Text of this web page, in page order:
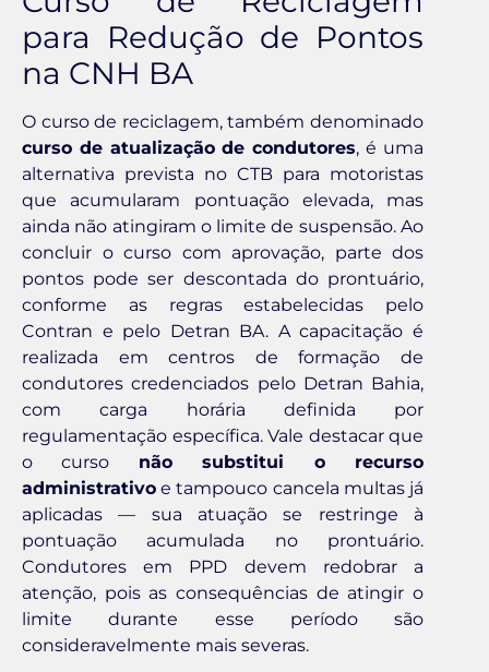
para Redução de Pontos
na CNH BA
O curso de reciclagem, também denominado
curso de atualização de condutores, é uma
alternativa prevista no CTB para motoristas
que acumularam pontuação elevada, mas
ainda não atingiram o limite de suspensão. Ao
concluir o curso com aprovação, parte dos
pontos pode ser descontada do prontuário,
conforme as regras estabelecidas pelo
Contran e pelo Detran BA. A capacitação é
realizada em centros de formação de
condutores credenciados pelo Detran Bahia,
com carga horária definida por
regulamentação específica. Vale destacar que
o curso não substitui o recurso
administrativo e tampouco cancela multas já
aplicadas — sua atuação se restringe à
pontuação acumulada no prontuário.
Condutores em PPD devem redobrar a
atenção, pois as consequências de atingir o
limite durante esse período são
consideravelmente mais severas.